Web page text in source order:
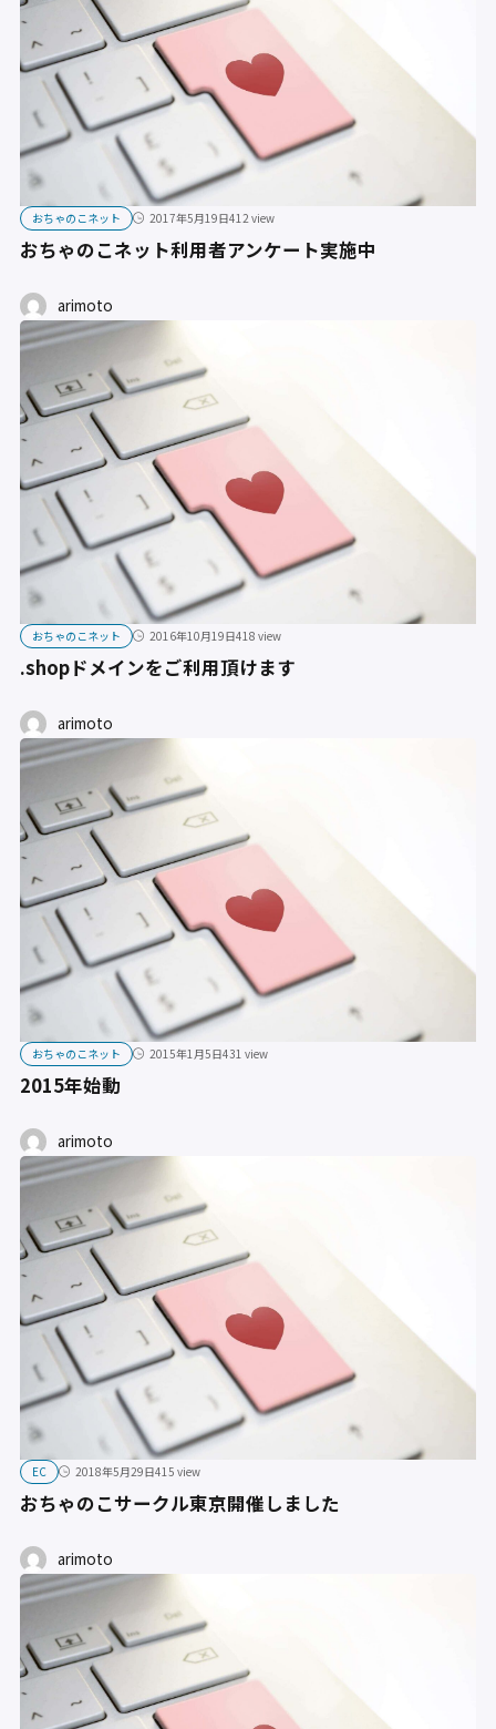
おちゃのこネット 2017年5月19日412 view
おちゃのこネット利用者アンケート実施中
arimoto
おちゃのこネット 2016年10月19日418 view
.shopドメインをご利用頂けます
arimoto
おちゃのこネット 2015年1月5日431 view
2015年始動
arimoto
EC 2018年5月29日415 view
おちゃのこサークル東京開催しました
arimoto